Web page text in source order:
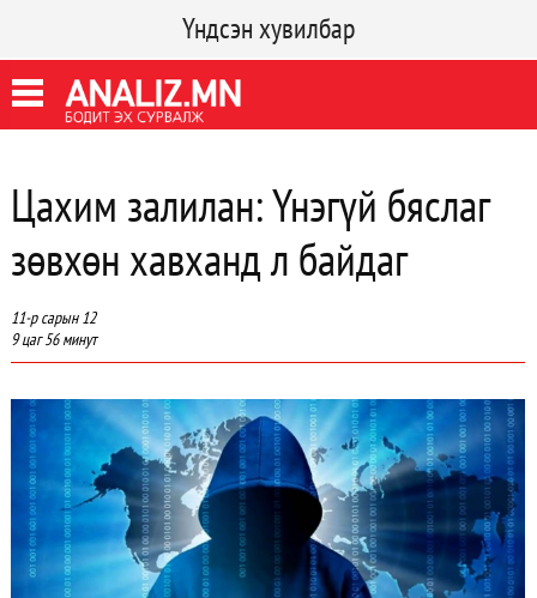
Үндсэн хувилбар
Цахим залилан: Үнэгүй бяслаг
зөвхөн хавханд л байдаг
11-р сарын 12
9 цаг 56 минут